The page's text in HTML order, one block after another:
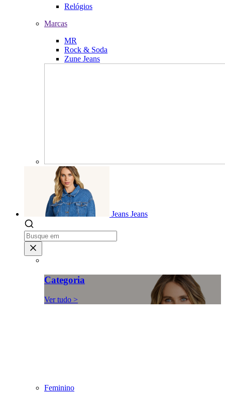
Relógios
Marcas
MR
Rock & Soda
Zune Jeans
Jeans Jeans
Categoria
Ver tudo >
Feminino